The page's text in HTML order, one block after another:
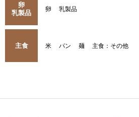
卵
乳製品
卵 乳製品
主食 米 パン 麺 主食：その他